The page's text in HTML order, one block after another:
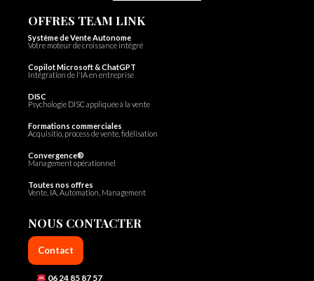
OFFRES TEAM LINK
Système de Vente Autonome
Votre moteur de croissance intégré
Copilot Microsoft & ChatGPT
Intégration de l'IA en entreprise
DISC
Psychologie DISC appliquée à la vente
Formations commerciales
Acquisitio, process de vente, fidélisation
Convergence®
Management opérationnel
Toutes nos offres
Vente, IA, Automation, Management
NOUS CONTACTER
Contact
06 24 85 87 57